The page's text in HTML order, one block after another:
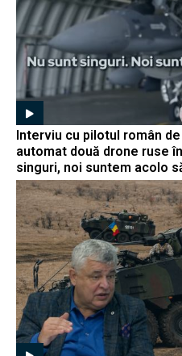
Interviu cu pilotul român
automat două drone ruse
singuri, noi suntem acolo